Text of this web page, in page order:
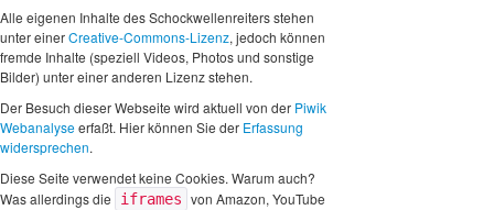
Alle eigenen Inhalte des Schockwellenreiters stehen
unter einerCreative-Commons-Lizenz, jedoch können
fremde Inhalte (speziell Videos, Photos und sonstige
Bilder) unter einer anderen Lizenz stehen.
Der Besuch dieser Webseite wird aktuell von der Piwik
Webanalyseerfaßt. Hier können Sie der Erfassung
widersprechen.
Diese Seite verwendet keine Cookies. Warum auch?
Was allerdings die
iframes von Amazon, YouTube